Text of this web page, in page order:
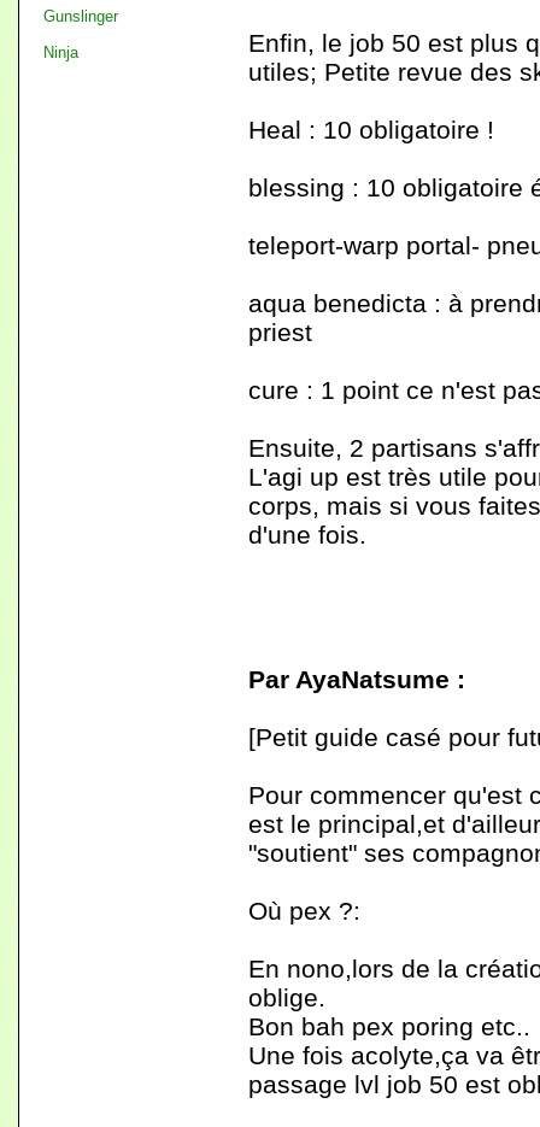
Gunslinger
Ninja
Enfin, le job 50 est plus
utiles; Petite revue des
Heal : 10 obligatoire !
blessing : 10 obligatoire
teleport-warp portal-
aqua benedicta : à
priest
cure : 1 point ce n'est
Ensuite, 2 partisans
L'agi up est très utile
corps, mais si vous
d'une fois.
Par AyaNatsume :
[Petit guide casé pour
Pour commencer qu'est
est le principal,et
"soutient" ses
Où pex ?:
En nono,lors de la
oblige.
Bon bah pex poring etc..
Une fois acolyte,ça va
passage lvl job 50 est